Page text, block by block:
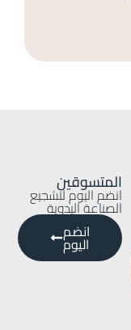
المتسوقين
انضم اليوم لتشجيع
الصناعة اليدوية
انضم
اليوم